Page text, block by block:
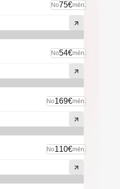
No75€mēn.
No54€mēn.
No169€mēn.
No110€mēn.